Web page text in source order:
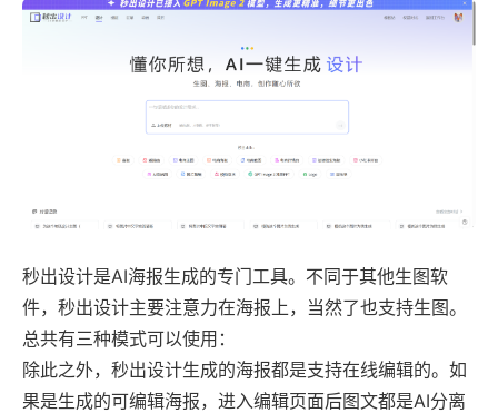
秒出设计是AI海报生成的专门工具。不同于其他生图软
件，秒出设计主要注意力在海报上，当然了也支持生图。
总共有三种模式可以使用：
除此之外，秒出设计生成的海报都是支持在线编辑的。如
果是生成的可编辑海报，进入编辑页面后图文都是AI分离